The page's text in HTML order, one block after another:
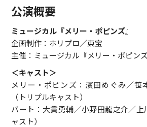
公演概要
ミュージカル『メリー・ポピンズ』
企画制作：ホリプロ／東宝
主催：ミュージカル『メリー・ポピン
＜キャスト＞
メリー・ポピンズ：濱田めぐみ／笹
（トリプルキャスト）
バート：大貫勇輔／小野田龍之介／上
ャスト）